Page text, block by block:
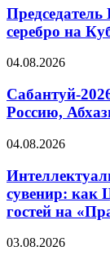
серебро на
04.08.2026
Сабантуй-
Россию,
04.08.2026
сувенир: как
гостей на
03.08.2026